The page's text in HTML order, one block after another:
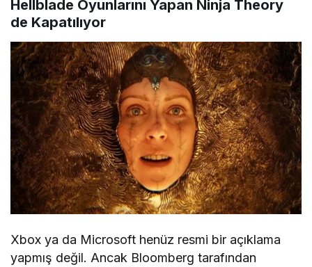
Hellblade Oyunlarını Yapan Ninja Theory
de Kapatılıyor
Xbox ya da Microsoft henüz resmi bir açıklama
yapmış değil. Ancak Bloomberg tarafından